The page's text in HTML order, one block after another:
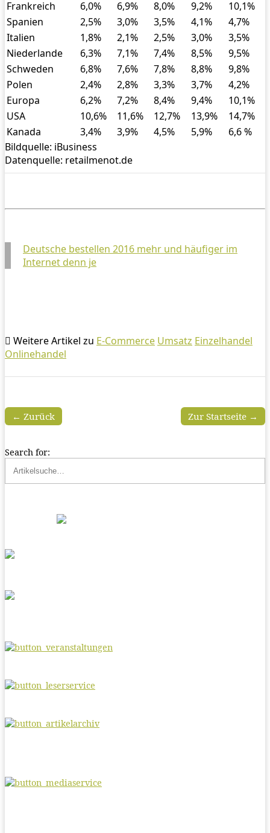
Frankreich 6,0% 6,9% 8,0% 9,2%
10,1%
Spanien
2,5% 3,0% 3,5% 4,1%
4,7%
Italien
1,8% 2,1% 2,5% 3,0%
3,5%
Niederlande
6,3% 7,1% 7,4% 8,5%
9,5%
Schweden
6,8% 7,6% 7,8% 8,8%
9,8%
Polen
2,4% 2,8% 3,3% 3,7%
4,2%
Europa
6,2% 7,2% 8,4% 9,4%
10,1%
USA
10,6% 11,6% 12,7% 13,9%
14,7%
Kanada
3,4% 3,9% 4,5% 5,9%
6,6 %
Bildquelle: iBusiness
Datenquelle: retailmenot.de
Deutsche bestellen 2016 mehr und häufiger im
Internet denn je
Weitere Artikel zu E-Commerce Umsatz Einzelhandel
Onlinehandel
Zur Startseite →
← Zurück
Search for: